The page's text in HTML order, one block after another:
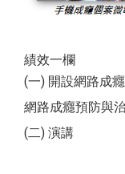
績效一欄
(一) 開設網路成
網路成癮預防與
(二) 演講